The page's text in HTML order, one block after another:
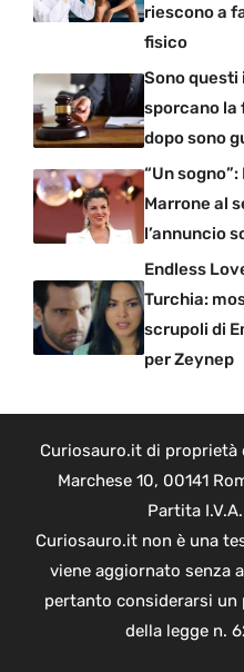
riescono a
fisico
Sono questi
sporcano la
dopo sono
“Un sogno”:
Marrone al
l’annuncio
Endless
Turchia:
scrupoli di
per Zeynep
Curiosauro.it di proprietà
Marchese 10, 00141
Partita
Curiosauro.it non è una
viene aggiornato senza
pertanto considerarsi
della legge n.